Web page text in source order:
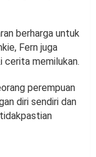
berharga untuk
Fern juga
cerita memilukan.
perempuan
diri sendiri dan